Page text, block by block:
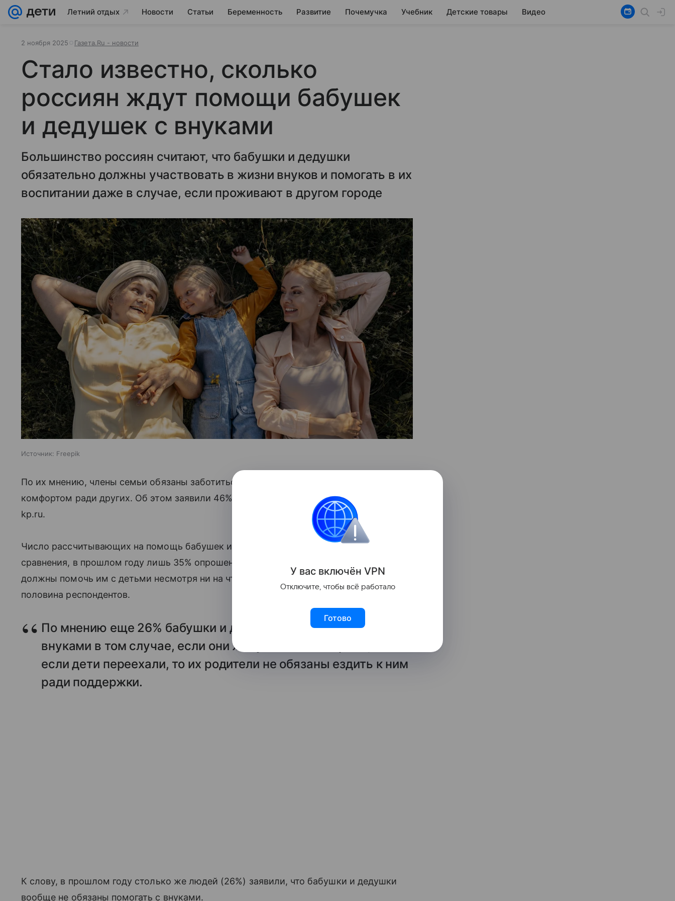
Летний отдых Новости Статьи Беременность Развитие Почемучка Учебник Детские товары Видео
2 ноября 2025 Газета.Ru - новости
Стало известно, сколько
россиян ждут помощи бабушек
и дедушек с внуками
Большинство россиян считают, что бабушки и дедушки
обязательно должны участвовать в жизни внуков и помогать в их
воспитании даже в случае, если проживают в другом городе
Источник: Freepik
По их мнению, члены семьи обязаны заботиться друг о друге и жертвовать своим
комфортом ради других. Об этом заявили 46% участников опроса, проведенного
kp.ru.
Число рассчитывающих на помощь бабушек и дедушек россиян выросло – для
сравнения, в прошлом году лишь 35% опрошенных россиян заявили, что их родители
должны помочь им с детьми несмотря ни на что, в этом году так ответили почти
половина респондентов.
По мнению еще 26% бабушки и дедушки должны помогать с
внуками в том случае, если они живут в том же городе, но
если дети переехали, то их родители не обязаны ездить к ним
ради поддержки.
К слову, в прошлом году столько же людей (26%) заявили, что бабушки и дедушки
вообще не обязаны помогать с внуками.
У вас включён VPN
Отключите, чтобы всё работало
Готово